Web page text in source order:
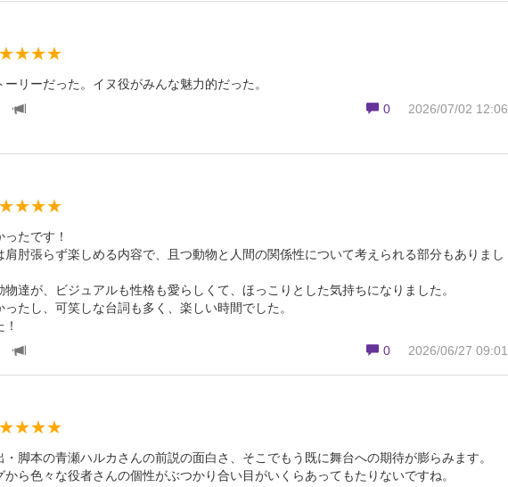
リーだった。イヌ役がみんな魅力的だった。
0
2026/07/02 12:06
たです！
肩肘張らず楽しめる内容で、且つ動物と人間の関係性について考えられる部分もありまし
物達が、ビジュアルも性格も愛らしくて、ほっこりとした気持ちになりました。
ったし、可笑しな台詞も多く、楽しい時間でした。
0
2026/06/27 09:01
・脚本の青瀬ハルカさんの前説の面白さ、そこでもう既に舞台への期待が膨らみます。
から色々な役者さんの個性がぶつかり合い目がいくらあってもたりないですね。